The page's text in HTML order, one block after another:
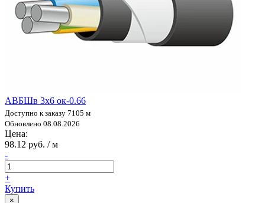
АВБШв 3х6 ок-0.66
Доступно к заказу 7105 м
Обновлено 08.08.2026
Цена:
98.12 руб. / м
-
+
Купить
×